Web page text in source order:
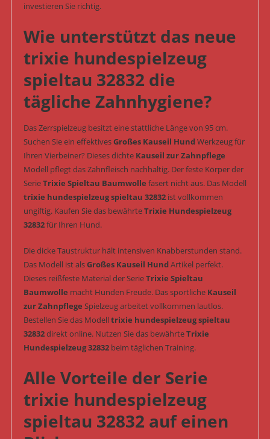
investieren Sie richtig.
Wie unterstützt das neue
trixie hundespielzeug
spieltau 32832 die
tägliche Zahnhygiene?
Das Zerrspielzeug besitzt eine stattliche Länge von 95 cm.
Suchen Sie ein effektivesGroßes Kauseil HundWerkzeug für
Ihren Vierbeiner? Dieses dichte Kauseil zur Zahnpflege
Modell pflegt das Zahnfleisch nachhaltig. Der feste Körper der
SerieTrixie Spieltau Baumwolle fasert nicht aus. Das Modell
trixie hundespielzeug spieltau 32832ist vollkommen
ungiftig. Kaufen Sie das bewährteTrixie Hundespielzeug
32832für Ihren Hund.
Die dicke Taustruktur hält intensiven Knabberstunden stand.
Das Modell ist alsGroßes Kauseil HundArtikel perfekt.
Dieses reißfeste Material der SerieTrixie Spieltau
Baumwolle macht Hunden Freude. Das sportliche Kauseil
zur Zahnpflege Spielzeug arbeitet vollkommen lautlos.
Bestellen Sie das Modelltrixie hundespielzeug spieltau
32832direkt online. Nutzen Sie das bewährteTrixie
Hundespielzeug 32832beim täglichen Training.
Alle Vorteile der Serie
trixie hundespielzeug
spieltau 32832 auf einen